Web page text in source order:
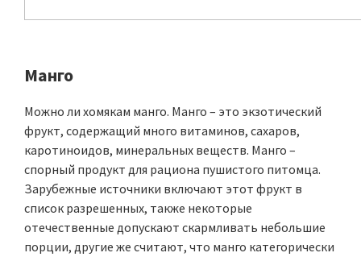
Манго
Можно ли хомякам манго. Манго – это экзотический
фрукт, содержащий много витаминов, сахаров,
каротиноидов, минеральных веществ. Манго –
спорный продукт для рациона пушистого питомца.
Зарубежные источники включают этот фрукт в
список разрешенных, также некоторые
отечественные допускают скармливать небольшие
порции, другие же считают, что манго категорически